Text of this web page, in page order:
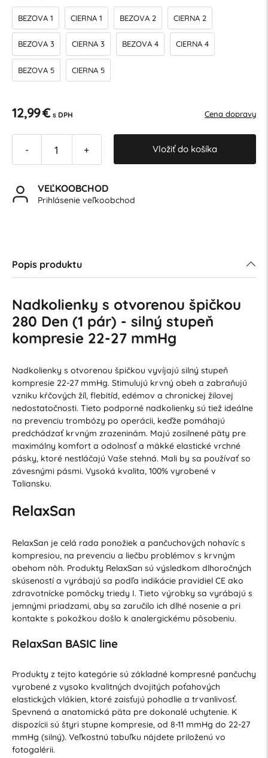
BEZOVA 1 CIERNA 1 BEZOVA 2 CIERNA 2
BEZOVA 3 CIERNA 3 BEZOVA 4 CIERNA 4
BEZOVA 5 CIERNA 5
12,99 € s DPH Cena dopravy
- + Vložiť do košíka
VEĽKOOBCHOD
Prihlásenie veľkoobchod
Popis produktu
Nadkolienky s otvorenou špičkou
280 Den (1 pár) - silný stupeň
kompresie 22-27 mmHg
Nadkolienky s otvorenou špičkou vyvíjajú silný stupeň
kompresie 22-27 mmHg. Stimulujú krvný obeh a zabraňujú
vzniku kŕčových žíl, flebitíd, edémov a chronickej žilovej
nedostatočnosti. Tieto podporné nadkolienky sú tiež ideálne
na prevenciu trombózy po operácii, keďže pomáhajú
predchádzať krvným zrazeninám. Majú zosilnené päty pre
maximálny komfort a odolnosť a mäkké elastické vrchné
pásky, ktoré nestláčajú Vaše stehná. Mali by sa používať so
závesnými pásmi. Vysoká kvalita, 100% vyrobené v
Taliansku.
RelaxSan
RelaxSan je celá rada ponožiek a pančuchových nohavíc s
kompresiou, na prevenciu a liečbu problémov s krvným
obehom nôh. Produkty RelaxSan sú výsledkom dlhoročných
skúseností a vyrábajú sa podľa indikácie pravidiel CE ako
zdravotnícke pomôcky triedy I. Tieto výrobky sa vyrábajú s
jemnými priadzami, aby sa zaručilo ich dlhé nosenie a pri
kontakte s pokožkou došlo k analergickému pôsobeniu.
RelaxSan BASIC line
Produkty z tejto kategórie sú základné kompresné pančuchy
vyrobené z vysoko kvalitných dvojitých poťahových
elastických vlákien, ktoré zaisťujú pohodlie a trvanlivosť.
Spevnená a anatomická päta pre dokonalé uchytenie. K
dispozícii sú štyri stupne kompresie, od 8-11 mmHg do 22-27
mmHg (silný). Veľkostnú tabuľku nájdete priloženú vo
fotogalérii.